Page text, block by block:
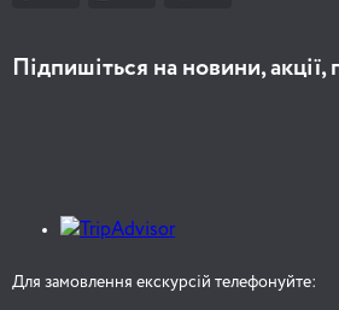
Підпишіться на новини, акції,
Для замовлення екскурсій телефонуйте: